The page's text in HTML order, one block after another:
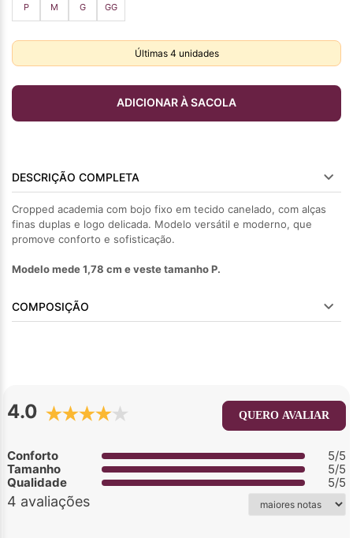
P M G GG
Últimas 4 unidades
ADICIONAR À SACOLA
DESCRIÇÃO COMPLETA
Cropped academia com bojo fixo em tecido canelado, com alças
finas duplas e logo delicada. Modelo versátil e moderno, que
promove conforto e sofisticação.
Modelo mede 1,78 cm e veste tamanho P.
COMPOSIÇÃO
4.0
Conforto
5/5
Tamanho
5/5
Qualidade
5/5
QUERO AVALIAR
4 avaliações